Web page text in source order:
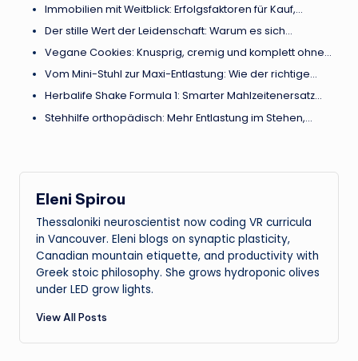
Immobilien mit Weitblick: Erfolgsfaktoren für Kauf,…
Der stille Wert der Leidenschaft: Warum es sich…
Vegane Cookies: Knusprig, cremig und komplett ohne…
Vom Mini-Stuhl zur Maxi-Entlastung: Wie der richtige…
Herbalife Shake Formula 1: Smarter Mahlzeitenersatz…
Stehhilfe orthopädisch: Mehr Entlastung im Stehen,…
Eleni Spirou
Thessaloniki neuroscientist now coding VR curricula
in Vancouver. Eleni blogs on synaptic plasticity,
Canadian mountain etiquette, and productivity with
Greek stoic philosophy. She grows hydroponic olives
under LED grow lights.
View All Posts